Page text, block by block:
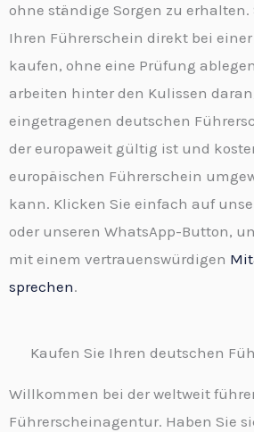
ohne ständige Sorgen zu erhalten.
Ihren Führerschein direkt bei
kaufen, ohne eine Prüfung
arbeiten hinter den Kulissen
eingetragenen deutschen
der europaweit gültig ist und
europäischen Führerschein
kann. Klicken Sie einfach auf
oder unseren WhatsApp-Button,
mit einem vertrauenswürdigen
sprechen.
Kaufen Sie Ihren deutschen
Willkommen bei der weltweit
Führerscheinagentur. Haben Sie